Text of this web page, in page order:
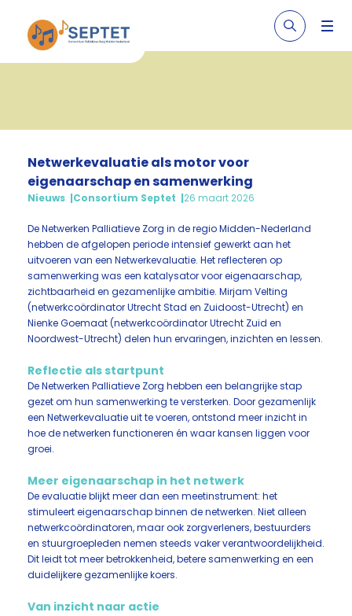
Netwerkevaluatie als motor voor
eigenaarschap en samenwerking
Nieuws Consortium Septet 26 maart 2026
De Netwerken Palliatieve Zorg in de regio Midden-Nederland
hebben de afgelopen periode intensief gewerkt aan het
uitvoeren van een Netwerkevaluatie. Het reflecteren op
samenwerking was een katalysator voor eigenaarschap,
zichtbaarheid en gezamenlijke ambitie. Mirjam Velting
(netwerkcoördinator Utrecht Stad en Zuidoost-Utrecht) en
Nienke Goemaat (netwerkcoördinator Utrecht Zuid en
Noordwest-Utrecht) delen hun ervaringen, inzichten en lessen.
Reflectie als startpunt
De Netwerken Palliatieve Zorg hebben een belangrijke stap
gezet om hun samenwerking te versterken. Door gezamenlijk
een Netwerkevaluatie uit te voeren, ontstond meer inzicht in
hoe de netwerken functioneren én waar kansen liggen voor
groei.
Meer eigenaarschap in het netwerk
De evaluatie blijkt meer dan een meetinstrument: het
stimuleert eigenaarschap binnen de netwerken. Niet alleen
netwerkcoördinatoren, maar ook zorgverleners, bestuurders
en stuurgroepleden nemen steeds vaker verantwoordelijkheid.
Dit leidt tot meer betrokkenheid, betere samenwerking en een
duidelijkere gezamenlijke koers.
Van inzicht naar actie